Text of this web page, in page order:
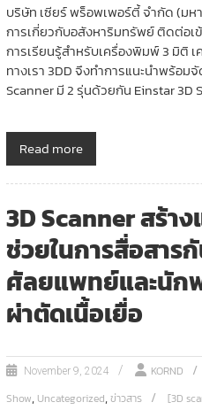
บริษัท เซียร์ พร็อพเพอร์ตี้ จำกัด (มห
การเกี่ยวกับอสังหาริมทรัพย์ ติดต่อเ
การเรียนรู้สำหรับเครื่องพิมพ์ 3 มิติ เ
ทางเรา 3DD จึงทำการแนะนำพร้อ
Scanner มี 2 รุ่นด้วยกัน Einstar 3D
Read more
3D Scanner สร้า
ช่วยในการสื่อสาร
ศัลยแพทย์และนัก
ผ่าตัดเนื้อเยื่อ
November 9, 2024 KORND
Show, Uncategorized,ข่าวสาร [3D